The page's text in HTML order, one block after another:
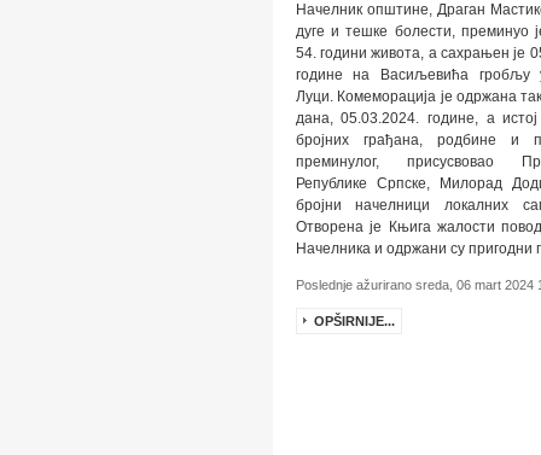
Начелник општине, Драган
дуге и тешке болести, преминуо
54. години живота, а сахрањен је
године на Васиљевића гробљу
Луци. Комеморација је одржана
дана, 05.03.2024. године, а
бројних грађана, родбине и
преминулог, присусвовао
Републике Српске, Милорад
бројни начелници локалних
Отворена је Књига жалости
Начелника и одржани су пригодни
Poslednje ažurirano sreda, 06 mart 2024
OPŠIRNIJE...